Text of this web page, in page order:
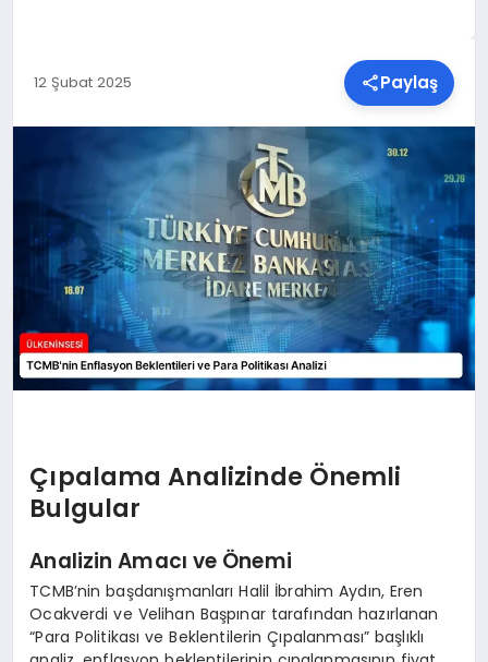
TEKNOLOJI
YAŞAM
MALATYA HABERLERI
12 Şubat 2025 Paylaş
Çıpalama Analizinde Önemli
Bulgular
Analizin Amacı ve Önemi
TCMB’nin başdanışmanları Halil İbrahim Aydın, Eren
Ocakverdi ve Velihan Başpınar tarafından hazırlanan
“Para Politikası ve Beklentilerin Çıpalanması” başlıklı